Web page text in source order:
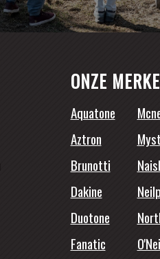
ONZE
Aquatone
Aztron
Brunotti
Dakine
Duotone
Fanatic